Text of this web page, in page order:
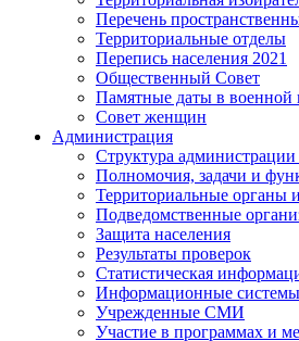
Перечень
Территориальные отделы
Перепись населения 2021
Общественный Совет
Памятные даты в военной
Совет женщин
Администрация
Структура администрации
Полномочия, задачи и
Территориальные органы
Подведомственные
Защита населения
Результаты проверок
Статистическая
Информационные системы
Учрежденные СМИ
Участие в программах и